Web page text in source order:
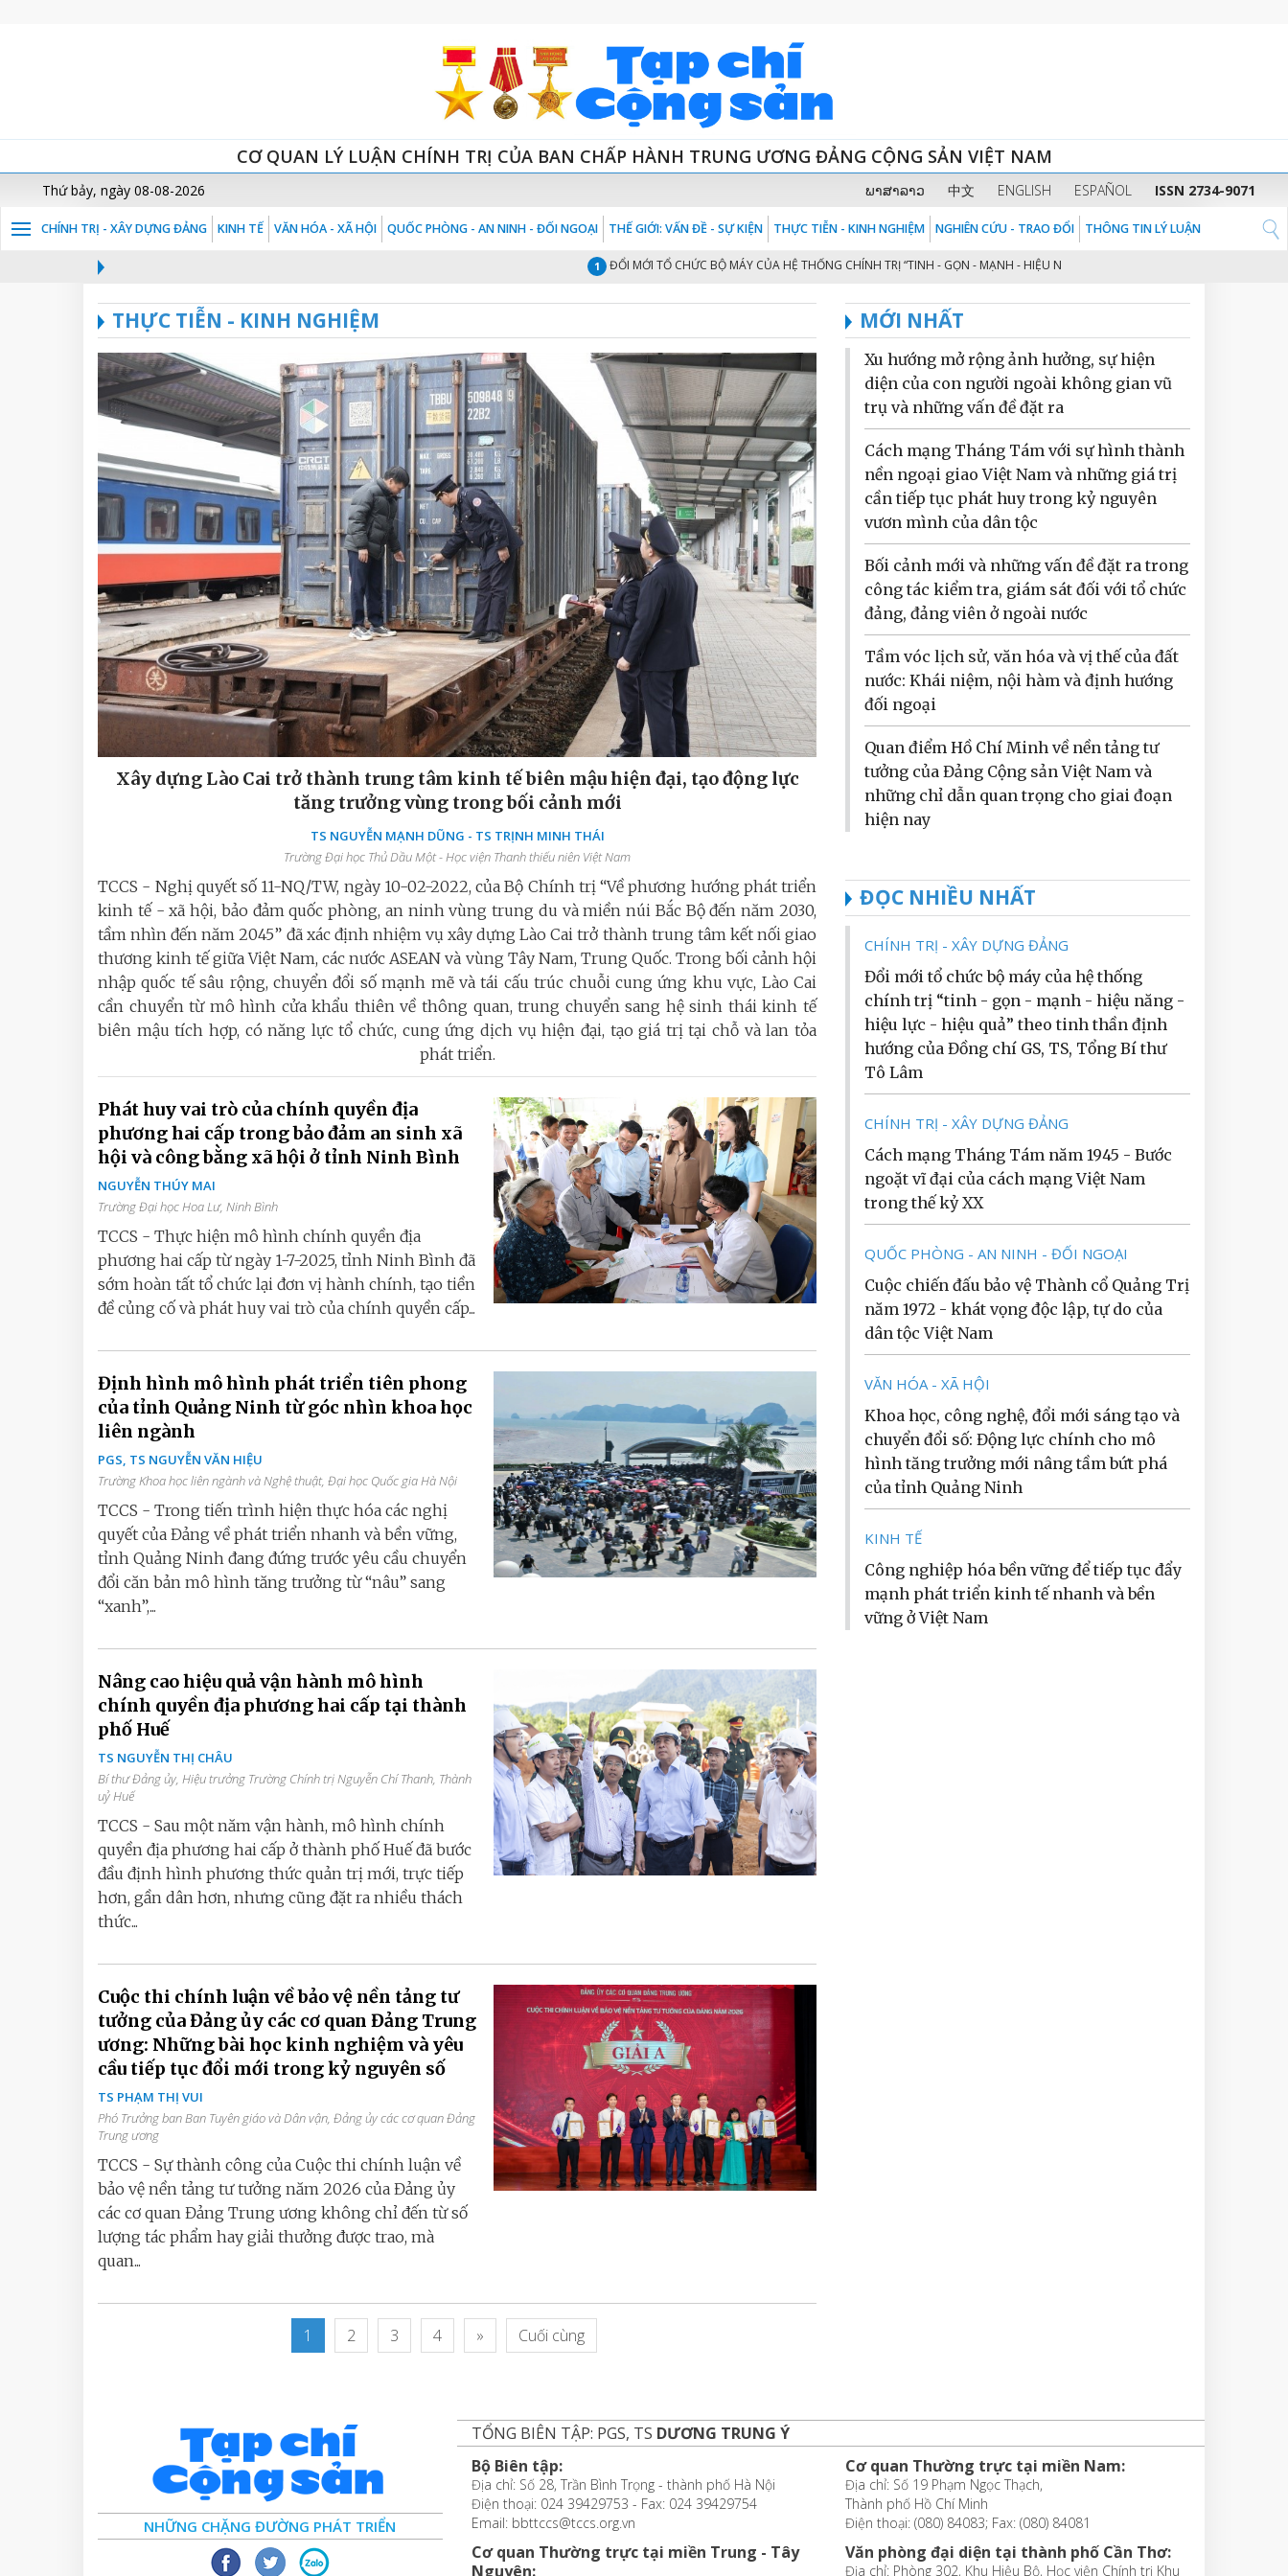
CƠ QUAN LÝ LUẬN CHÍNH TRỊ CỦA BAN CHẤP HÀNH TRUNG ƯƠNG ĐẢNG CỘNG SẢN VIỆT NAM
Thứ bảy, ngày 08-08-2026 ພາສາລາວ 中文 ENGLISH ESPAÑOL ISSN 2734-9071
CHÍNH TRỊ - XÂY DỰNG ĐẢNG KINH TẾ VĂN HÓA - XÃ HỘI QUỐC PHÒNG - AN NINH - ĐỐI NGOẠI THẾ GIỚI: VẤN ĐỀ - SỰ KIỆN THỰC TIỄN - KINH NGHIỆM NGHIÊN CỨU - TRAO ĐỔI THÔNG TIN LÝ LUẬN
ĐỔI MỚI TỔ CHỨC BỘ MÁY CỦA HỆ THỐNG CHÍNH TRỊ “TINH - GỌN - MẠNH - HIỆU NĂNG - HIỆU LỰC - HIỆU QUẢ” THEO TINH
THỰC TIỄN - KINH NGHIỆM
Xây dựng Lào Cai trở thành trung tâm kinh tế biên mậu hiện đại, tạo động lực
tăng trưởng vùng trong bối cảnh mới
TS NGUYỄN MẠNH DŨNG - TS TRỊNH MINH THÁI
Trường Đại học Thủ Dầu Một - Học viện Thanh thiếu niên Việt Nam
TCCS - Nghị quyết số 11-NQ/TW, ngày 10-02-2022, của Bộ Chính trị “Về phương hướng phát triển
kinh tế - xã hội, bảo đảm quốc phòng, an ninh vùng trung du và miền núi Bắc Bộ đến năm 2030,
tầm nhìn đến năm 2045” đã xác định nhiệm vụ xây dựng Lào Cai trở thành trung tâm kết nối giao
thương kinh tế giữa Việt Nam, các nước ASEAN và vùng Tây Nam, Trung Quốc. Trong bối cảnh hội
nhập quốc tế sâu rộng, chuyển đổi số mạnh mẽ và tái cấu trúc chuỗi cung ứng khu vực, Lào Cai
cần chuyển từ mô hình cửa khẩu thiên về thông quan, trung chuyển sang hệ sinh thái kinh tế
biên mậu tích hợp, có năng lực tổ chức, cung ứng dịch vụ hiện đại, tạo giá trị tại chỗ và lan tỏa
phát triển.
Phát huy vai trò của chính quyền địa
phương hai cấp trong bảo đảm an sinh xã
hội và công bằng xã hội ở tỉnh Ninh Bình
NGUYỄN THÚY MAI
Trường Đại học Hoa Lư, Ninh Bình
TCCS - Thực hiện mô hình chính quyền địa
phương hai cấp từ ngày 1-7-2025, tỉnh Ninh Bình đã
sớm hoàn tất tổ chức lại đơn vị hành chính, tạo tiền
đề củng cố và phát huy vai trò của chính quyền cấp...
Định hình mô hình phát triển tiên phong
của tỉnh Quảng Ninh từ góc nhìn khoa học
liên ngành
PGS, TS NGUYỄN VĂN HIỆU
Trường Khoa học liên ngành và Nghệ thuật, Đại học Quốc gia Hà Nội
TCCS - Trong tiến trình hiện thực hóa các nghị
quyết của Đảng về phát triển nhanh và bền vững,
tỉnh Quảng Ninh đang đứng trước yêu cầu chuyển
đổi căn bản mô hình tăng trưởng từ “nâu” sang
“xanh”,...
Nâng cao hiệu quả vận hành mô hình
chính quyền địa phương hai cấp tại thành
phố Huế
TS NGUYỄN THỊ CHÂU
Bí thư Đảng ủy, Hiệu trưởng Trường Chính trị Nguyễn Chí Thanh, Thành
uỷ Huế
TCCS - Sau một năm vận hành, mô hình chính
quyền địa phương hai cấp ở thành phố Huế đã bước
đầu định hình phương thức quản trị mới, trực tiếp
hơn, gần dân hơn, nhưng cũng đặt ra nhiều thách
thức...
Cuộc thi chính luận về bảo vệ nền tảng tư
tưởng của Đảng ủy các cơ quan Đảng Trung
ương: Những bài học kinh nghiệm và yêu
cầu tiếp tục đổi mới trong kỷ nguyên số
TS PHẠM THỊ VUI
Phó Trưởng ban Ban Tuyên giáo và Dân vận, Đảng ủy các cơ quan Đảng
Trung ương
TCCS - Sự thành công của Cuộc thi chính luận về
bảo vệ nền tảng tư tưởng năm 2026 của Đảng ủy
các cơ quan Đảng Trung ương không chỉ đến từ số
lượng tác phẩm hay giải thưởng được trao, mà
quan...
1 2 3 4 » Cuối cùng
MỚI NHẤT
Xu hướng mở rộng ảnh hưởng, sự hiện
diện của con người ngoài không gian vũ
trụ và những vấn đề đặt ra
Cách mạng Tháng Tám với sự hình thành
nền ngoại giao Việt Nam và những giá trị
cần tiếp tục phát huy trong kỷ nguyên
vươn mình của dân tộc
Bối cảnh mới và những vấn đề đặt ra trong
công tác kiểm tra, giám sát đối với tổ chức
đảng, đảng viên ở ngoài nước
Tầm vóc lịch sử, văn hóa và vị thế của đất
nước: Khái niệm, nội hàm và định hướng
đối ngoại
Quan điểm Hồ Chí Minh về nền tảng tư
tưởng của Đảng Cộng sản Việt Nam và
những chỉ dẫn quan trọng cho giai đoạn
hiện nay
ĐỌC NHIỀU NHẤT
CHÍNH TRỊ - XÂY DỰNG ĐẢNG
Đổi mới tổ chức bộ máy của hệ thống
chính trị “tinh - gọn - mạnh - hiệu năng -
hiệu lực - hiệu quả” theo tinh thần định
hướng của Đồng chí GS, TS, Tổng Bí thư
Tô Lâm
CHÍNH TRỊ - XÂY DỰNG ĐẢNG
Cách mạng Tháng Tám năm 1945 - Bước
ngoặt vĩ đại của cách mạng Việt Nam
trong thế kỷ XX
QUỐC PHÒNG - AN NINH - ĐỐI NGOẠI
Cuộc chiến đấu bảo vệ Thành cổ Quảng Trị
năm 1972 - khát vọng độc lập, tự do của
dân tộc Việt Nam
VĂN HÓA - XÃ HỘI
Khoa học, công nghệ, đổi mới sáng tạo và
chuyển đổi số: Động lực chính cho mô
hình tăng trưởng mới nâng tầm bứt phá
của tỉnh Quảng Ninh
KINH TẾ
Công nghiệp hóa bền vững để tiếp tục đẩy
mạnh phát triển kinh tế nhanh và bền
vững ở Việt Nam
NHỮNG CHẶNG ĐƯỜNG PHÁT TRIỂN
TỔNG BIÊN TẬP: PGS, TS DƯƠNG TRUNG Ý
Bộ Biên tập:
Địa chỉ: Số 28, Trần Bình Trọng - thành phố Hà Nội
Điện thoại: 024 39429753 - Fax: 024 39429754
Email: bbttccs@tccs.org.vn
Cơ quan Thường trực tại miền Trung - Tây
Nguyên:
Cơ quan Thường trực tại miền Nam:
Địa chỉ: Số 19 Phạm Ngọc Thạch,
Thành phố Hồ Chí Minh
Điện thoại: (080) 84083; Fax: (080) 84081
Văn phòng đại diện tại thành phố Cần Thơ:
Địa chỉ: Phòng 302, Khu Hiệu Bộ, Học viện Chính trị Khu